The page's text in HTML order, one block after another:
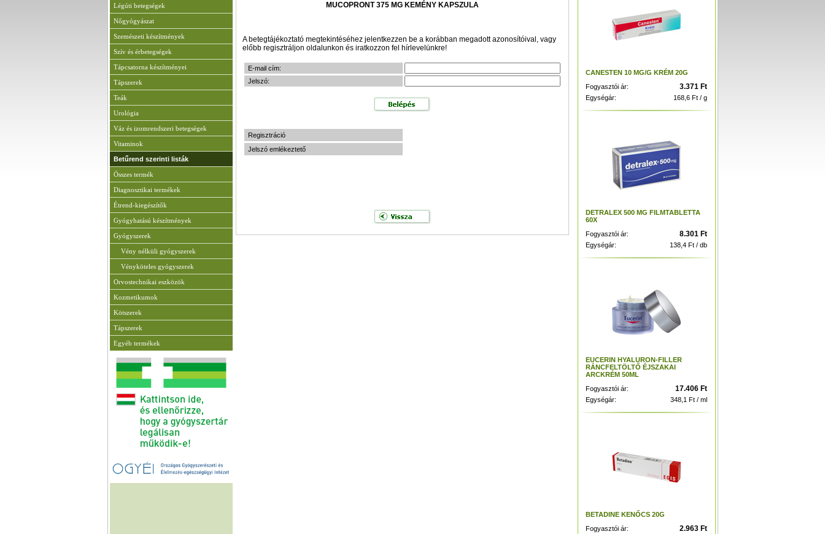
Légúti betegségek
Nőgyógyászat
Szemészeti készítmények
Szív és érbetegségek
Tápcsatorna készítményei
Tápszerek
Teák
Urológia
Váz és izomrendszeri betegségek
Vitaminok
Betűrend szerinti listák
Összes termék
Diagnosztikai termékek
Étrend-kiegészítők
Gyógyhatású készítmények
Gyógyszerek
Vény nélküli gyógyszerek
Vényköteles gyógyszerek
Orvostechnikai eszközök
Kozmetikumok
Kötszerek
Tápszerek
Egyéb termékek
MUCOPRONT 375 MG KEMÉNY KAPSZULA
A betegtájékoztató megtekintéséhez jelentkezzen be a korábban megadott azonosítóival, vagy
előbb regisztráljon oldalunkon és iratkozzon fel hírlevelünkre!
E-mail cím:
Jelszó:
Regisztráció
Jelszó emlékeztető
CANESTEN 10 MG/G KRÉM 20G
Fogyasztói ár:
3.371 Ft
Egységár: 168,6 Ft / g
DETRALEX 500 MG FILMTABLETTA
60X
Fogyasztói ár:
8.301 Ft
Egységár: 138,4 Ft / db
EUCERIN HYALURON-FILLER
RÁNCFELTÖLTŐ ÉJSZAKAI
ARCKRÉM 50ML
Fogyasztói ár:
17.406 Ft
Egységár: 348,1 Ft / ml
BETADINE KENŐCS 20G
Fogyasztói ár:
2.963 Ft